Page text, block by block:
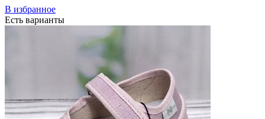
В избранное
Есть варианты